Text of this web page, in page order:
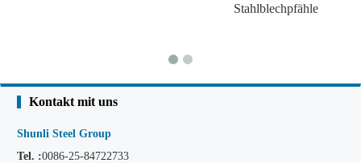
Stahlblechpfähle
Kontakt mit uns
Shunli Steel Group
Tel. :0086-25-84722733